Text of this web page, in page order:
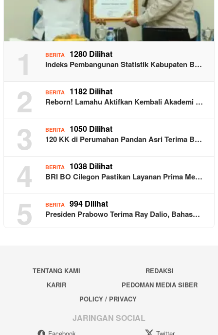
1 BERITA 1280 Dilihat
Indeks Pembangunan Statistik Kabupaten B…
2 BERITA 1182 Dilihat
Reborn! Lamahu Aktifkan Kembali Akademi …
3 BERITA 1050 Dilihat
120 KK di Perumahan Pandan Asri Terima B…
4 BERITA 1038 Dilihat
BRI BO Cilegon Pastikan Layanan Prima Me…
5 BERITA 994 Dilihat
Presiden Prabowo Terima Ray Dalio, Bahas…
TENTANG KAMI
REDAKSI
KARIR
PEDOMAN MEDIA SIBER
POLICY / PRIVACY
JARINGAN SOCIAL